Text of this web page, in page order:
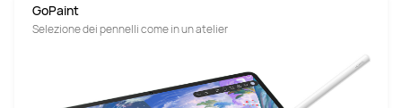
GoPaint
Selezione dei pennelli come in un atelier